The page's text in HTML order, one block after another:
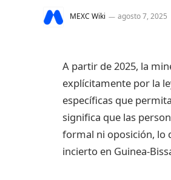
MEXC Wiki agosto 7, 2025
A partir de 2025, la
explícitamente por la
específicas que
significa que las
formal ni oposición, lo
incierto en Guinea-